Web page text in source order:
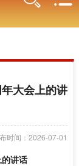
大会上的讲
时间：2026-07-01
讲话